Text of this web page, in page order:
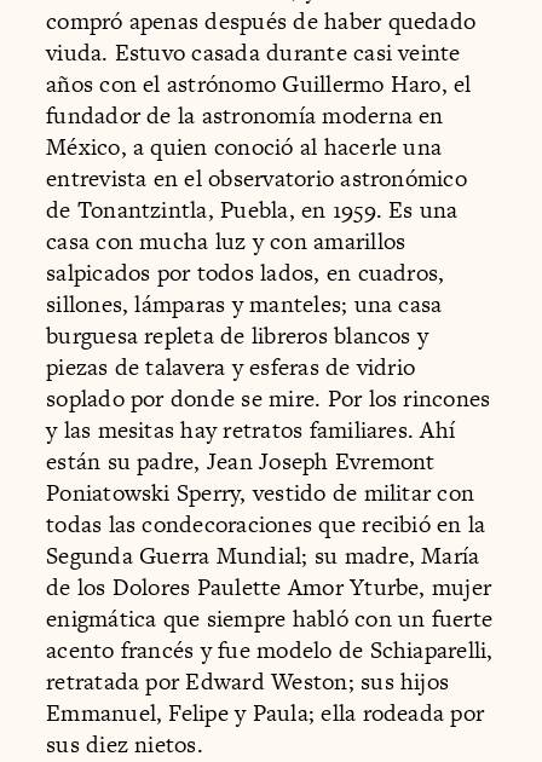
compró apenas después de haber quedado
viuda. Estuvo casada durante casi veinte
años con el astrónomo Guillermo Haro, el
fundador de la astronomía moderna en
México, a quien conoció al hacerle una
entrevista en el observatorio astronómico
de Tonantzintla, Puebla, en 1959. Es una
casa con mucha luz y con amarillos
salpicados por todos lados, en cuadros,
sillones, lámparas y manteles; una casa
burguesa repleta de libreros blancos y
piezas de talavera y esferas de vidrio
soplado por donde se mire. Por los rincones
y las mesitas hay retratos familiares. Ahí
están su padre, Jean Joseph Evremont
Poniatowski Sperry, vestido de militar con
todas las condecoraciones que recibió en la
Segunda Guerra Mundial; su madre, María
de los Dolores Paulette Amor Yturbe, mujer
enigmática que siempre habló con un fuerte
acento francés y fue modelo de Schiaparelli,
retratada por Edward Weston; sus hijos
Emmanuel, Felipe y Paula; ella rodeada por
sus diez nietos.